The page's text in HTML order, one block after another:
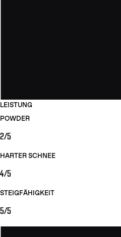
LEISTUNG
POWDER
2/5
HARTER SCHNEE
4/5
STEIGFÄHIGKEIT
5/5